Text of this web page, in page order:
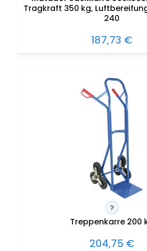
Tragkraft 350 kg,
240
187,73 €
?
Treppenkarre 200
204,75 €